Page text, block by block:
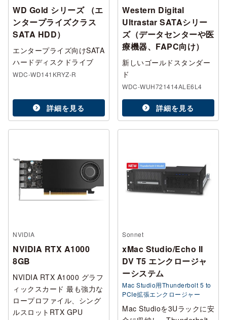
WD Gold シリーズ （エ
ンタープライズクラス
SATA HDD）
エンタープライズ向けSATA
ハードディスクドライブ
WDC-WD141KRYZ-R
詳細を見る
Western Digital
Ultrastar SATAシリー
ズ（データセンターや医
療機器、FAPC向け）
新しいゴールドスタンダー
ド
WDC-WUH721414ALE6L4
詳細を見る
NVIDIA
NVIDIA RTX A1000
8GB
NVIDIA RTX A1000 グラフ
ィックスカード 最も強力な
ロープロファイル、シング
ルスロットRTX GPU
Sonnet
xMac Studio/Echo II
DV T5 エンクロージャ
ーシステム
Mac Studio用Thunderbolt 5 to
PCIe拡張エンクロージャー
Mac Studioを3Uラックに安